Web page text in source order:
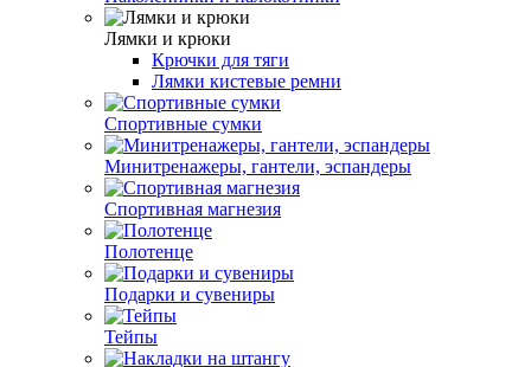
Лямки и крюки
Крючки для тяги
Лямки кистевые ремни
Спортивные сумки
Минитренажеры, гантели, эспандеры
Спортивная магнезия
Полотенце
Подарки и сувениры
Тейпы